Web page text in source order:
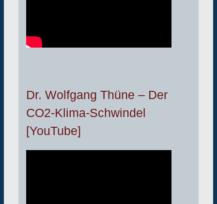
Dr. Wolfgang Thüne – Der
CO2-Klima-Schwindel
[YouTube]